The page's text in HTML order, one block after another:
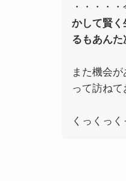
・・・・
かして賢く
るもあんた
また機会
って訪ねて
くっくっく